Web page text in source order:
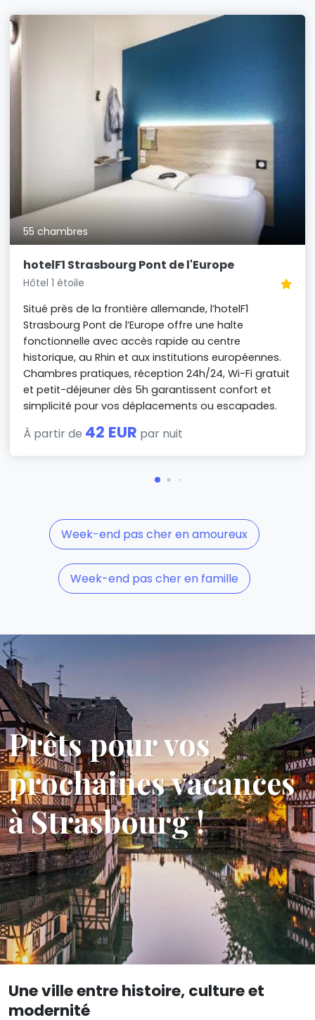
55 chambres
hotelF1 Strasbourg Pont de l'Europe
Hôtel 1 étoile
Situé près de la frontière allemande, l’hotelF1
Strasbourg Pont de l’Europe offre une halte
fonctionnelle avec accès rapide au centre
historique, au Rhin et aux institutions européennes.
Chambres pratiques, réception 24h/24, Wi-Fi gratuit
et petit-déjeuner dès 5h garantissent confort et
simplicité pour vos déplacements ou escapades.
À partir de 42 EUR par nuit
Week-end pas cher en amoureux
Week-end pas cher en famille
Prêts pour vos
prochaines vacances
à Strasbourg !
Une ville entre histoire, culture et
modernité